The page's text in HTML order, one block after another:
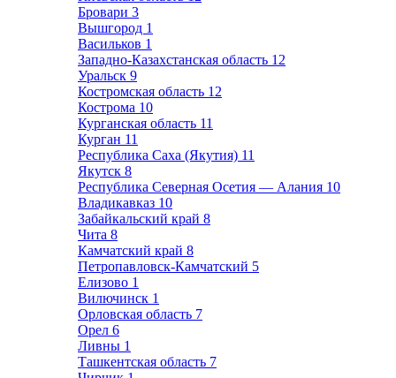
Бровари 3
Вышгород 1
Васильков 1
Западно-Казахстанская область 12
Уральск 9
Костромская область 12
Кострома 10
Курганская область 11
Курган 11
Республика Саха (Якутия) 11
Якутск 8
Республика Северная Осетия — Алания 10
Владикавказ 10
Забайкальский край 8
Чита 8
Камчатский край 8
Петропавловск-Камчатский 5
Елизово 1
Вилючинск 1
Орловская область 7
Орел 6
Ливны 1
Ташкентская область 7